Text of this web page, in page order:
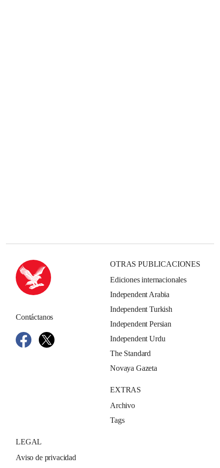
Contáctanos
OTRAS PUBLICACIONES
Ediciones internacionales
Independent Arabia
Independent Turkish
Independent Persian
Independent Urdu
The Standard
Novaya Gazeta
EXTRAS
Archivo
Tags
LEGAL
Aviso de privacidad